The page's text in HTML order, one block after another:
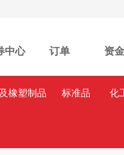
橡塑制品 标准品 化
中心 订单 资金